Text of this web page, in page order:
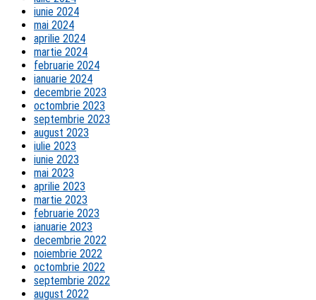
iunie 2024
mai 2024
aprilie 2024
martie 2024
februarie 2024
ianuarie 2024
decembrie 2023
octombrie 2023
septembrie 2023
august 2023
iulie 2023
iunie 2023
mai 2023
aprilie 2023
martie 2023
februarie 2023
ianuarie 2023
decembrie 2022
noiembrie 2022
octombrie 2022
septembrie 2022
august 2022